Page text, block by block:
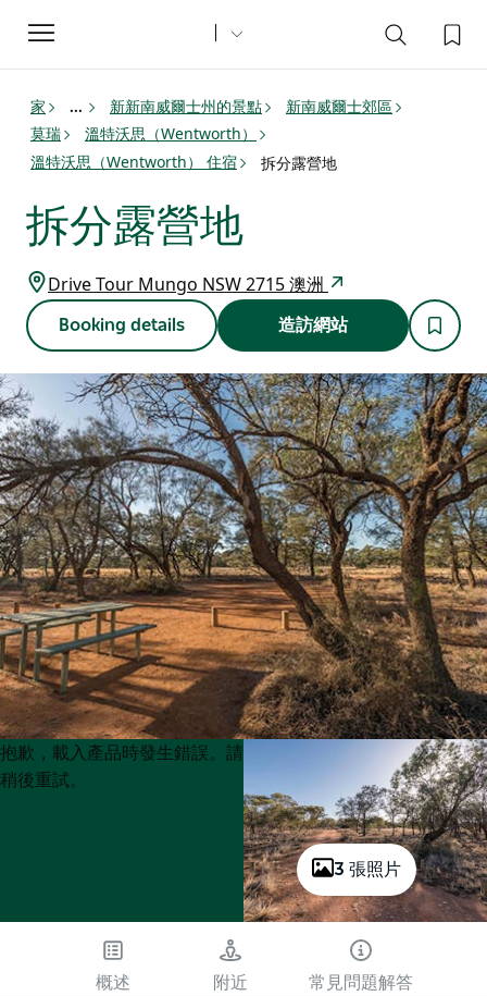
Toggle
navigation
家 ... 新新南威爾士州的景點
新南威爾士郊區
莫瑞
溫特沃思（Wentworth）
溫特沃思（Wentworth） 住宿
拆分露營地
拆分露營地
Drive Tour Mungo NSW 2715 澳洲
Booking details 造訪網站
3 張照片
Product
List
Product
List
抱歉，載入產品時發生錯誤。請
稍後重試。
概述 附近 常見問題解答